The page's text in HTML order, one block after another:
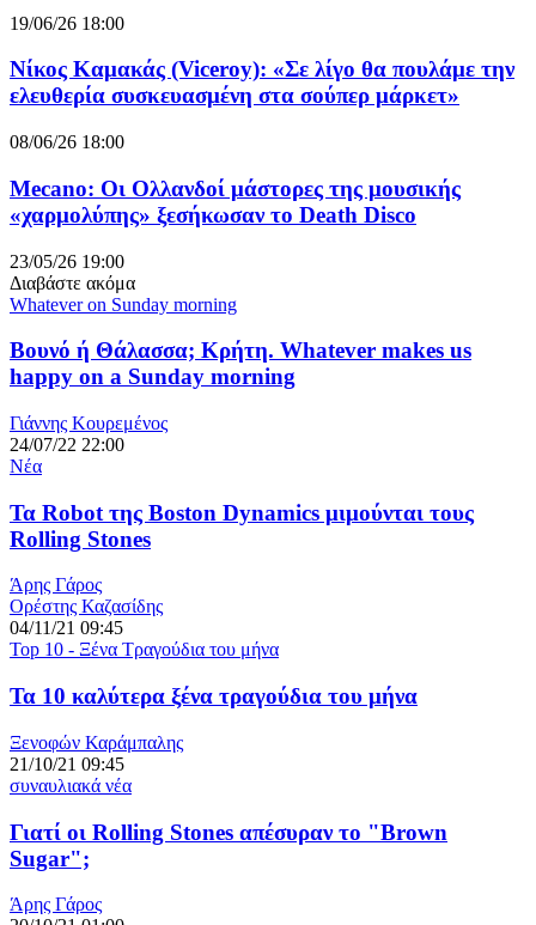
19/06/26 18:00
Νίκος Καμακάς (Viceroy): «Σε λίγο θα πουλάμε την
ελευθερία συσκευασμένη στα σούπερ μάρκετ»
08/06/26 18:00
Mecano: Οι Ολλανδοί μάστορες της μουσικής
«χαρμολύπης» ξεσήκωσαν το Death Disco
23/05/26 19:00
Διαβάστε ακόμα
Whatever on Sunday morning
Βουνό ή Θάλασσα; Κρήτη. Whatever makes us
happy on a Sunday morning
Γιάννης Κουρεμένος
24/07/22 22:00
Νέα
Τα Robot της Boston Dynamics μιμούνται τους
Rolling Stones
Άρης Γάρος
Ορέστης Καζασίδης
04/11/21 09:45
Top 10 - Ξένα Τραγούδια του μήνα
Τα 10 καλύτερα ξένα τραγούδια του μήνα
Ξενοφών Καράμπαλης
21/10/21 09:45
συναυλιακά νέα
Γιατί οι Rolling Stones απέσυραν το "Brown
Sugar";
Άρης Γάρος